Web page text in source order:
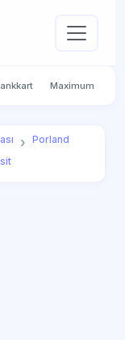
Maximum
Porland